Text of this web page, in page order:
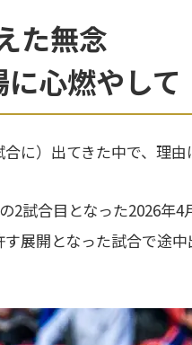
た無念
心燃やして
に）出てきた中で、理
2試合目となった2026年
展開となった試合で途